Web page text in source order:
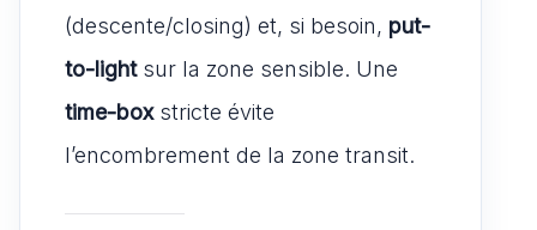
(descente/closing) et, si besoin, put-
to-lightsur la zone sensible. Une
time-boxstricte évite
l’encombrement de la zone transit.